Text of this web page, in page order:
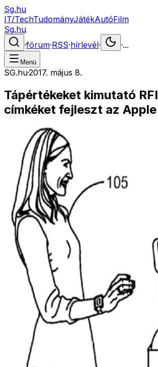
Sg.hu
IT/TechTudományJátékAutóFilm
Sg.hu
·fórum·RSS·hírlevél· ·...
Menü
SG.hu·2017. május 8.
Tápértékeket kimutató
címkéket fejleszt az Apple